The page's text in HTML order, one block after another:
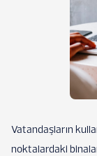
Vatandaşların
noktalardaki